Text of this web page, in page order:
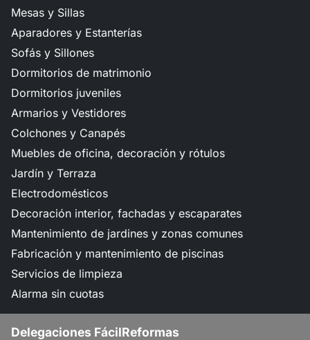
Mesas y Sillas
Aparadores y Estanterías
Sofás y Sillones
Dormitorios de matrimonio
Dormitorios juveniles
Armarios y Vestidores
Colchones y Canapés
Muebles de oficina, decoración y rótulos
Jardín y Terraza
Electrodomésticos
Decoración interior, fachadas y escaparates
Mantenimiento de jardines y zonas comunes
Fabricación y mantenimiento de piscinas
Servicios de limpieza
Alarma sin cuotas
Delegaciones FácilReformas